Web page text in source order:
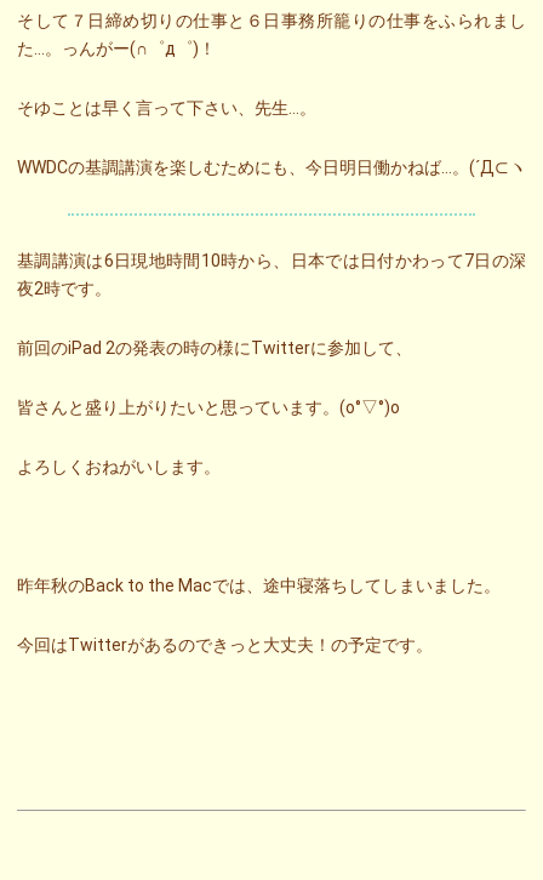
そして７日締め切りの仕事と６日事務所籠りの仕事をふられまし
た…。っんがー(∩゜д゜)！
そゆことは早く言って下さい、先生…。
WWDCの基調講演を楽しむためにも、今日明日働かねば…。(´Д⊂ヽ
基調講演は6日現地時間10時から、日本では日付かわって7日の深
夜2時です。
前回のiPad 2の発表の時の様にTwitterに参加して、
皆さんと盛り上がりたいと思っています。(o°▽°)o
よろしくおねがいします。
昨年秋のBack to the Macでは、途中寝落ちしてしまいました。
今回はTwitterがあるのできっと大丈夫！の予定です。